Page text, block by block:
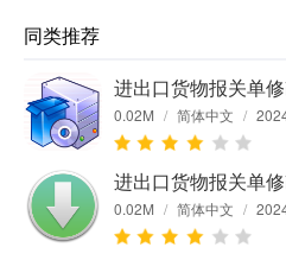
同类推荐
进出口货物报关单
0.02M / 简体中文 /
进出口货物报关单
0.02M / 简体中文 /